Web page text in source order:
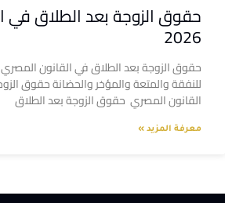
حقوق الزوجة بعد الطلاق في
2026
للنفقة والمتعة والمؤخر والحضانة حقوق
القانون المصري حقوق الزوجة بعد الطلاق
معرفة المزيد »